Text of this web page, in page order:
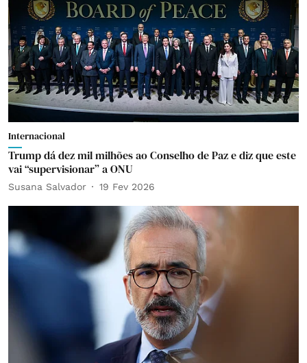
Internacional
Trump dá dez mil milhões ao Conselho de Paz e diz que este
vai “supervisionar” a ONU
Susana Salvador 19 Fev 2026